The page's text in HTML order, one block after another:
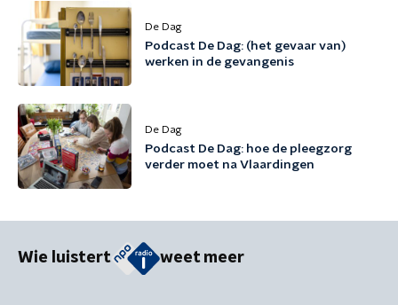
De Dag
Podcast De Dag: (het gevaar van)
werken in de gevangenis
De Dag
Podcast De Dag: hoe de pleegzorg
verder moet na Vlaardingen
Wie luistert weet meer